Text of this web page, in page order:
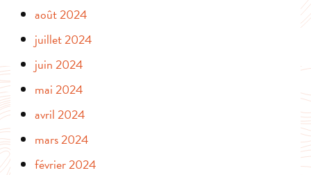
août 2024
juillet 2024
juin 2024
mai 2024
avril 2024
mars 2024
février 2024